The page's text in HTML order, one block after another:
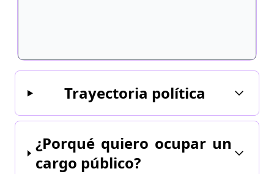
Trayectoria política
¿Porqué quiero ocupar un
cargo público?